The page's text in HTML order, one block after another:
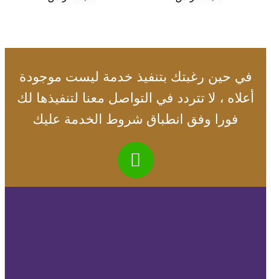
في حين رغبتك بتنفيذ خدمة ليست موجودة
أعلاه ، لا تتردد في التواصل معنا لتنفيذها لك
فورا وفق انطباق شروط الخدمة عليك